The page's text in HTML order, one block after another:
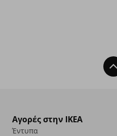
Αγορές στην IKEA
Έντυπα